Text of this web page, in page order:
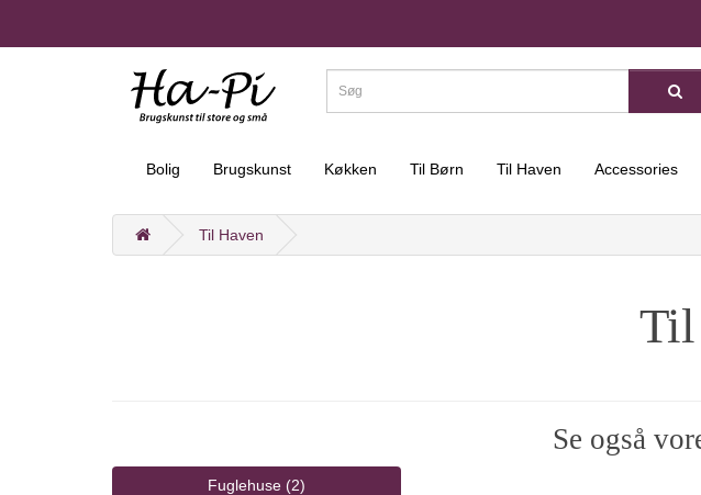
Bolig Brugskunst Køkken Til Børn Til Haven Accessories
Til Haven
Til
Se også
Fuglehuse (2)